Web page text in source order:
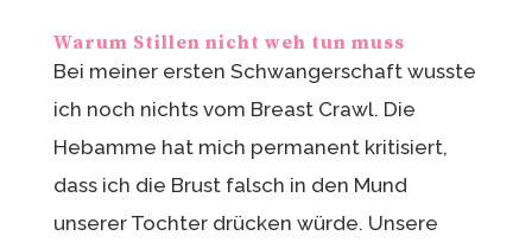
Warum Stillen nicht weh tun muss
Bei meiner ersten Schwangerschaft wusste
ich noch nichts vom Breast Crawl. Die
Hebamme hat mich permanent kritisiert,
dass ich die Brust falsch in den Mund
unserer Tochter drücken würde. Unsere